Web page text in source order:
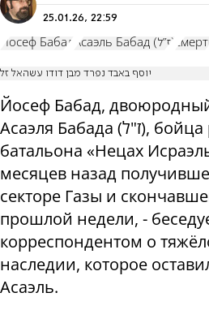
25.01.26, 22:59
Йосеф Бабад Асаэль Бабад (ז"ל)
יוסף באבד נפרד מבן דודו עשהאל זל
Йосеф Бабад,
Асаэля Бабада (ז"ל), бойца резервного
батальона «Нецах
месяцев назад
секторе Газы и
прошлой недели, -
корреспондентом о
наследии, которое
Асаэль.